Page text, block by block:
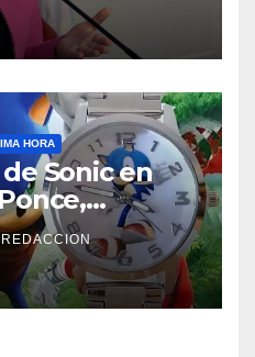
HORA
Sonic en
el que
REDACCION